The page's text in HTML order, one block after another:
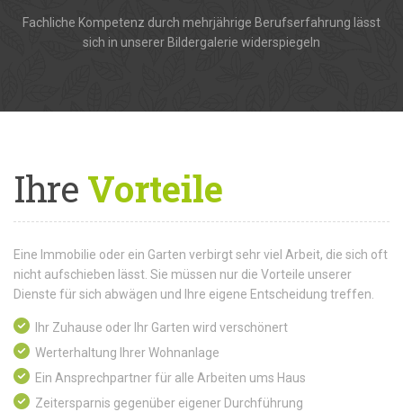
Fachliche Kompetenz durch mehrjährige Berufserfahrung lässt
sich in unserer Bildergalerie widerspiegeln
IhreVorteile
Eine Immobilie oder ein Garten verbirgt sehr viel Arbeit, die sich oft
nicht aufschieben lässt. Sie müssen nur die Vorteile unserer
Dienste für sich abwägen und Ihre eigene Entscheidung treffen.
Ihr Zuhause oder Ihr Garten wird verschönert
Werterhaltung Ihrer Wohnanlage
Ein Ansprechpartner für alle Arbeiten ums Haus
Zeitersparnis gegenüber eigener Durchführung